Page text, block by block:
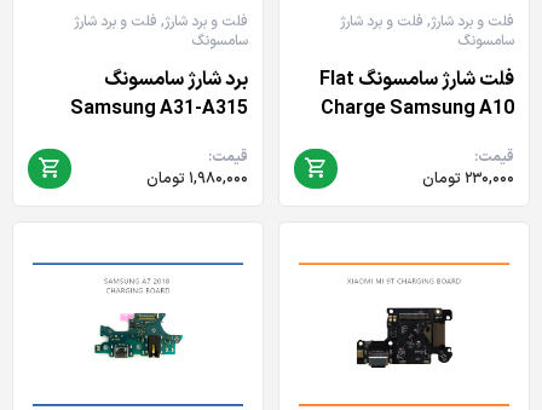
فلت و برد شارژ, فلت و برد شارژ
سامسونگ
فلت شارژ سامسونگ Flat
Charge Samsung A10
قیمت:
۲۳۰,۰۰۰ تومان
فلت و برد شارژ, فلت و برد شارژ
سامسونگ
برد شارژ سامسونگ
Samsung A31-A315
قیمت:
۱,۹۸۰,۰۰۰ تومان